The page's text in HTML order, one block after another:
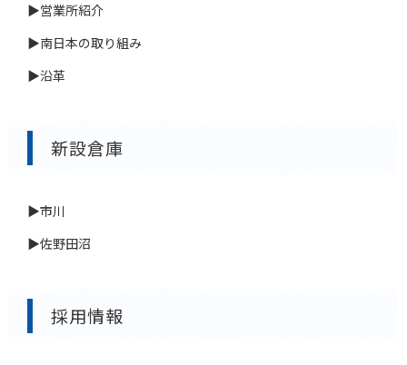
▶営業所紹介
▶南日本の取り組み
▶沿革
新設倉庫
▶市川
▶佐野田沼
採用情報